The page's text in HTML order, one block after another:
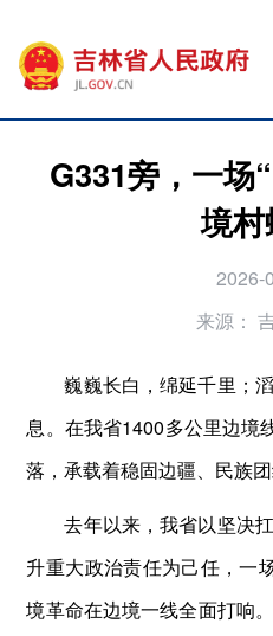
G331旁，一场
境
2026-
来源：
巍巍长白，绵延千里；
息。在我省1400多公里边境
落，承载着稳固边疆、民族
去年以来，我省以坚决
升重大政治责任为己任，一
境革命在边境一线全面打响